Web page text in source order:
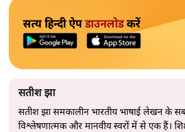
सत्य हिन्दी ऐपडाउनलोडकरें
सतीश झा
सतीश झा समकालीन भारतीय भाषाई लेखन के
विश्लेषणात्मक और मानवीय स्वरों में से एक हैं।